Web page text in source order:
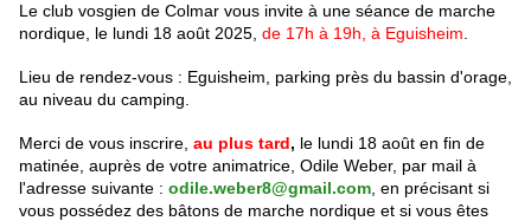
Le club vosgien de Colmar vous invite à une séance de marche
nordique, le lundi 18 août 2025, de 17h à 19h, à Eguisheim
Lieu de rendez-vous : Eguisheim, parking près du bassin d'orage,
au niveau du camping.
Merci de vous inscrire, au plus tard, le lundi 18 août en fin de
matinée, auprès de votre animatrice, Odile Weber, par mail à
l'adresse suivante : odile.weber8@gmail.com , en précisant si
vous possédez des bâtons de marche nordique et si vous êtes